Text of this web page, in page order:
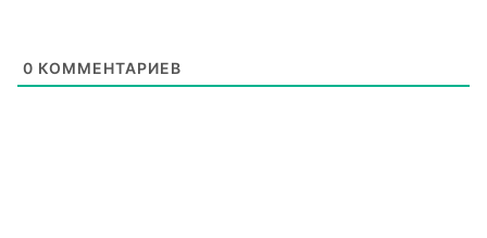
0 КОММЕНТАРИЕВ